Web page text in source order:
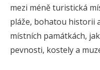
mezi méně turistická
pláže, bohatou historii
místních památkách,
pevnosti, kostely a